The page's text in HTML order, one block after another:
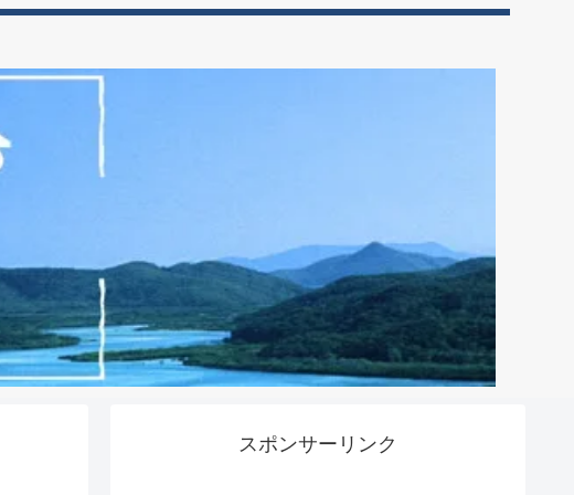
スポンサーリンク